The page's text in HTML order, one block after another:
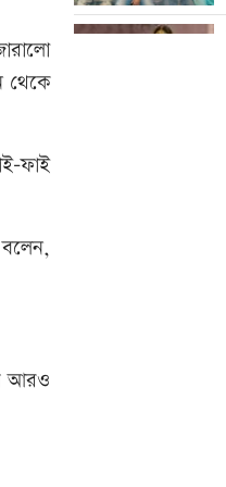
থেকে
ফাই
আরও